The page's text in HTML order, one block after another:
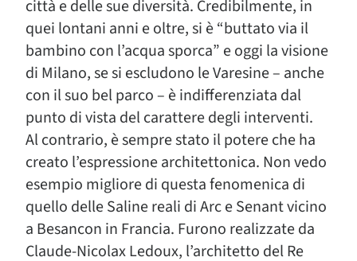
città e delle sue diversità. Credibilmente, in
quei lontani anni e oltre, si è “buttato via il
bambino con l’acqua sporca” e oggi la visione
di Milano, se si escludono le Varesine – anche
con il suo bel parco – è indifferenziata dal
punto di vista del carattere degli interventi.
Al contrario, è sempre stato il potere che ha
creato l’espressione architettonica. Non vedo
esempio migliore di questa fenomenica di
quello delle Saline reali di Arc e Senant vicino
a Besancon in Francia. Furono realizzate da
Claude-Nicolax Ledoux, l’architetto del Re